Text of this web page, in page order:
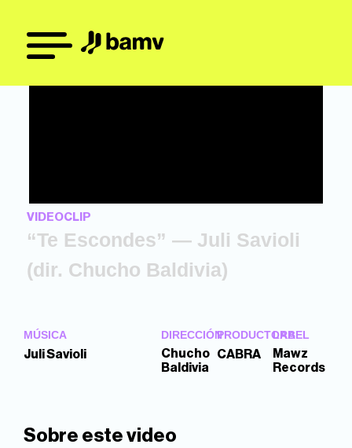
VIDEOCLIP
“Te Escondes” — Juli Savioli
(dir. Chucho Baldivia)
MÚSICA
Juli Savioli
DIRECCIÓN
Chucho
Baldivia
PRODUCTORA
CABRA
LABEL
Mawz
Records
Sobre este video